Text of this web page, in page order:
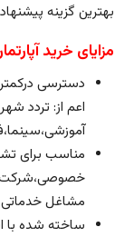
بهترین گزینه
مزایای خرید
دسترسی
اعم از: تردد
مناسب برای
خصوصی،شرکت
مشاغل
ساخته شده با